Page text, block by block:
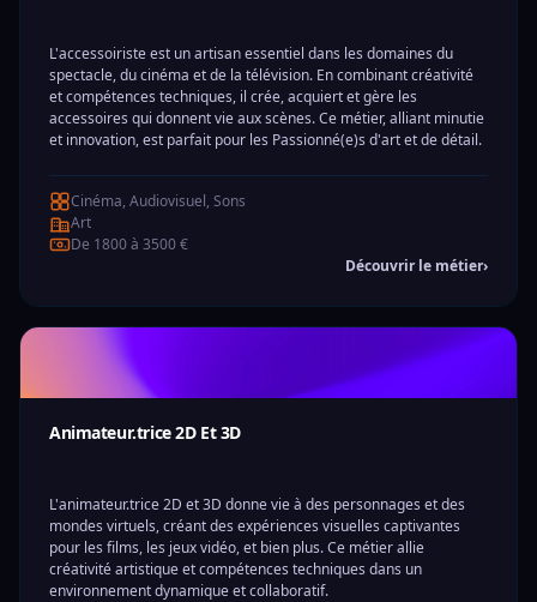
L'accessoiriste est un artisan essentiel dans les domaines du
spectacle, du cinéma et de la télévision. En combinant créativité
et compétences techniques, il crée, acquiert et gère les
accessoires qui donnent vie aux scènes. Ce métier, alliant minutie
et innovation, est parfait pour les Passionné(e)s d'art et de détail.
Cinéma, Audiovisuel, Sons
Art
De 1800 à 3500 €
Découvrir le métier›
Animateur.trice 2D Et 3D
L'animateur.trice 2D et 3D donne vie à des personnages et des
mondes virtuels, créant des expériences visuelles captivantes
pour les films, les jeux vidéo, et bien plus. Ce métier allie
créativité artistique et compétences techniques dans un
environnement dynamique et collaboratif.